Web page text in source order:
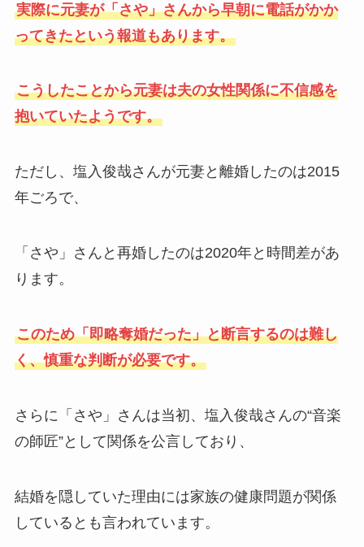
実際に元妻が「さや」さんから早朝に電話がかか
ってきたという報道もあります。
こうしたことから元妻は夫の女性関係に不信感を
抱いていたようです。
ただし、塩入俊哉さんが元妻と離婚したのは2015
年ごろで、
「さや」さんと再婚したのは2020年と時間差があ
ります。
このため「即略奪婚だった」と断言するのは難し
く、慎重な判断が必要です。
さらに「さや」さんは当初、塩入俊哉さんの“音楽
の師匠”として関係を公言しており、
結婚を隠していた理由には家族の健康問題が関係
しているとも言われています。